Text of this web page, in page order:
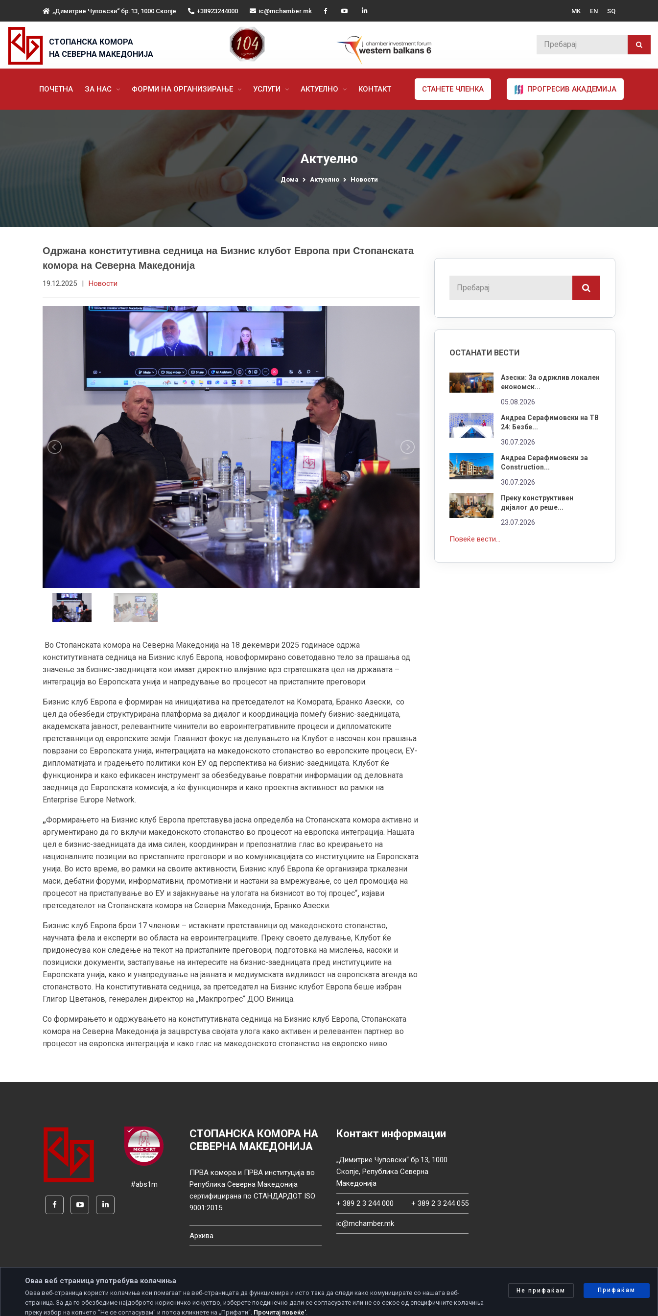
„Димитрие Чуповски“ бр.13, 1000 Скопје +38923244000 ic@mchamber.mk MK EN SQ
СТОПАНСКА КОМОРА
НА СЕВЕРНА МАКЕДОНИЈА
ПОЧЕТНА ЗА НАС ФОРМИ НА ОРГАНИЗИРАЊЕ УСЛУГИ АКТУЕЛНО КОНТАКТ СТАНЕТЕ ЧЛЕНКА ПРОГРЕСИВ АКАДЕМИЈА
Актуелно
Дома Актуелно Новости
Одржана конститутивна седница на Бизнис клубот Европа при Стопанската
комора на Северна Македонија
19.12.2025 | Новости
Во Стопанската комора на Северна Македонија на 18 декември 2025 годинасе одржа
конститутивната седница на Бизнис клуб Европа, новоформирано советодавно тело за прашања од
значење за бизнис-заедницата кои имаат директно влијание врз стратешката цел на државата –
интеграција во Европската унија и напредување во процесот на пристапните преговори.
Бизнис клуб Европа е формиран на иницијатива на претседателот на Комората, Бранко Азески, со
цел да обезбеди структурирана платформа за дијалог и координација помеѓу бизнис-заедницата,
академската јавност, релевантните чинители во евроинтегративните процеси и дипломатските
претставници од европските земји. Главниот фокус на делувањето на Клубот е насочен кон прашања
поврзани со Европската унија, интеграцијата на македонското стопанство во европските процеси, ЕУ-
дипломатијата и градењето политики кон ЕУ од перспектива на бизнис-заедницата. Клубот ќе
функционира и како ефикасен инструмент за обезбедување повратни информации од деловната
заедница до Европската комисија, а ќе функционира и како проектна активност во рамки на
Enterprise Europe Network.
„Формирањето на Бизнис клуб Европа претставува јасна определба на Стопанската комора активно и
аргументирано да го вклучи македонското стопанство во процесот на европска интеграција. Нашата
цел е бизнис-заедницата да има силен, координиран и препознатлив глас во креирањето на
националните позиции во пристапните преговори и во комуникацијата со институциите на Европската
унија. Во исто време, во рамки на своите активности, Бизнис клуб Европа ќе организира тркалезни
маси, дебатни форуми, информативни, промотивни и настани за вмрежување, со цел промоција на
процесот на пристапување во ЕУ и зајакнување на улогата на бизнисот во тој процес“, изјави
претседателот на Стопанската комора на Северна Македонија, Бранко Азески.
Бизнис клуб Европа брои 17 членови – истакнати претставници од македонското стопанство,
научната фела и експерти во областа на евроинтеграциите. Преку своето делување, Клубот ќе
придонесува кон следење на текот на пристапните преговори, подготовка на мислења, насоки и
позициски документи, застапување на интересите на бизнис-заедницата пред институциите на
Европската унија, како и унапредување на јавната и медиумската видливост на европската агенда во
стопанството. На конститутивната седница, за претседател на Бизнис клубот Европа беше избран
Глигор Цветанов, генерален директор на „Макпрогрес“ ДОО Виница.
Со формирањето и одржувањето на конститутивната седница на Бизнис клуб Европа, Стопанската
комора на Северна Македонија ја зацврстува својата улога како активен и релевантен партнер во
процесот на европска интеграција и како глас на македонското стопанство на европско ниво.
ОСТАНАТИ ВЕСТИ
Азески: За одржлив локален
економск...
05.08.2026
Андреа Серафимовски на ТВ
24: Безбе...
30.07.2026
Андреа Серафимовски за
Construction...
30.07.2026
Преку конструктивен
дијалог до реше...
23.07.2026
Повеќе вести...
#abs1m
СТОПАНСКА КОМОРА НА
СЕВЕРНА МАКЕДОНИЈА
ПРВА комора и ПРВА институција во
Република Северна Македонија
сертифицирана по СТАНДАРДОТ ISO
9001:2015
Архива
Контакт информации
„Димитрие Чуповски“ бр.13, 1000
Скопје, Република Северна
Македонија
+ 389 2 3 244 000 + 389 2 3 244 055
ic@mchamber.mk
Copyright © 2026 Developed by Unet. All rights reserved. Политика за приватност
Оваа веб страница употребува колачиња
Оваа веб-страница користи колачиња кои помагаат на веб-страницата да функционира и исто така да следи како комуницирате со нашата веб-
страница. За да го обезбедиме најдоброто корисничко искуство, изберете поединечно дали се согласувате или не со секое од специфичните колачиња
преку избор на копчето "Не се согласувам" и потоа кликнете на „Прифати“. Прочитај повеќе'.
Не прифаќам Прифаќам